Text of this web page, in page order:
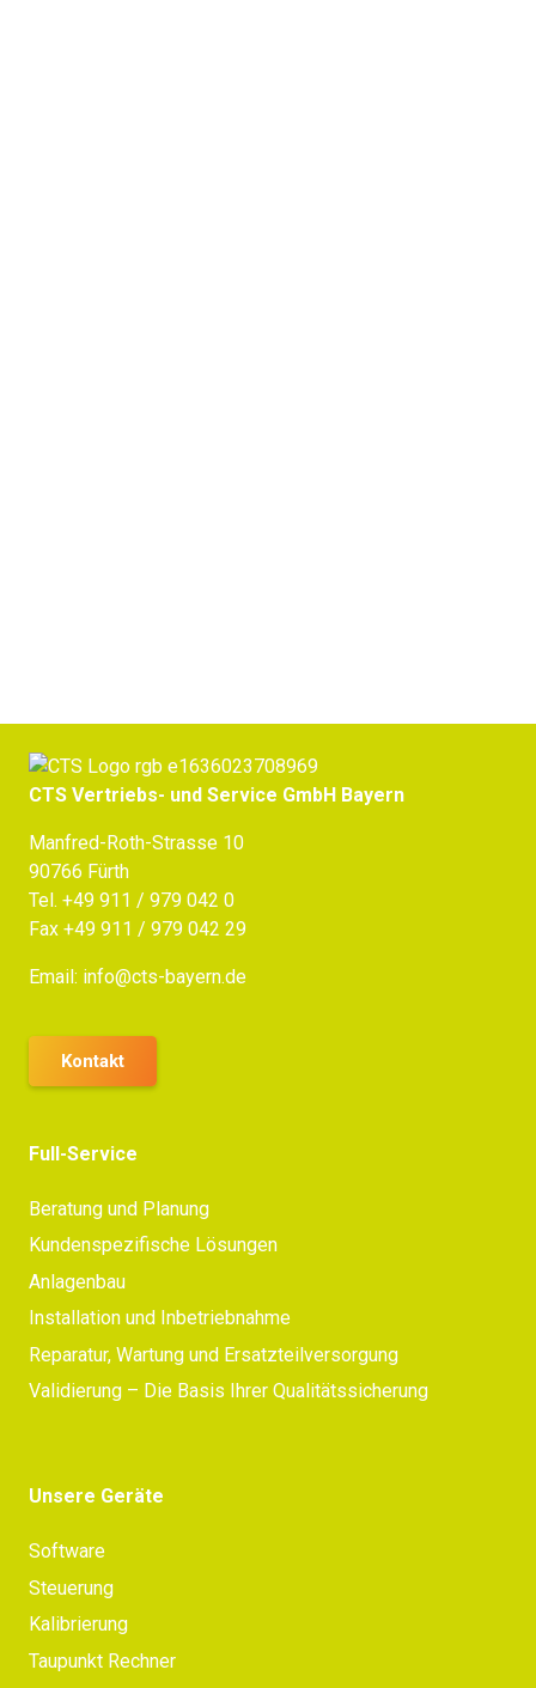
CTS Vertriebs- und Service GmbH Bayern
Manfred-Roth-Strasse 10
90766 Fürth
Tel. +49 911 / 979 042 0
Fax +49 911 / 979 042 29
Email: info@cts-bayern.de
Kontakt
Full-Service
Beratung und Planung
Kundenspezifische Lösungen
Anlagenbau
Installation und Inbetriebnahme
Reparatur, Wartung und Ersatzteilversorgung
Validierung – Die Basis Ihrer Qualitätssicherung
Unsere Geräte
Software
Steuerung
Kalibrierung
Taupunkt Rechner